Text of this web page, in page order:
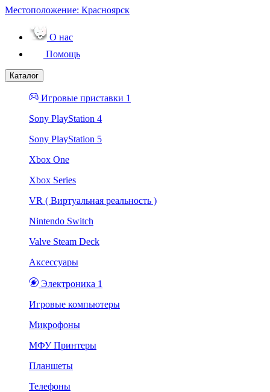
Местоположение: Красноярск
О нас
Помощь
Каталог
Игровые приставки 1
Sony PlayStation 4
Sony PlayStation 5
Xbox One
Xbox Series
VR ( Виртуальная реальность )
Nintendo Switch
Valve Steam Deck
Аксессуары
Электроника 1
Игровые компьютеры
Микрофоны
МФУ Принтеры
Планшеты
Телефоны